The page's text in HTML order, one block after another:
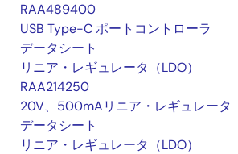
RAA489400
USB Type-C ポートコントローラ
データシート
リニア・レギュレータ（LDO）
RAA214250
20V、500mAリニア・レギュレータ
データシート
リニア・レギュレータ（LDO）